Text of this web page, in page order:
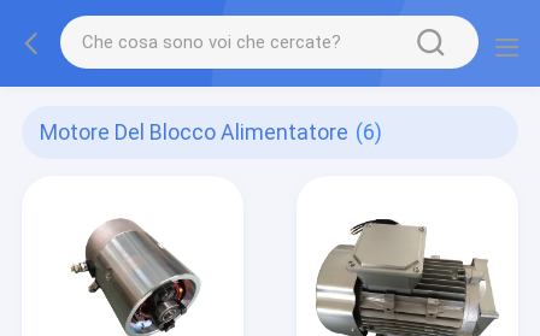
Motore Del Blocco Alimentatore (6)